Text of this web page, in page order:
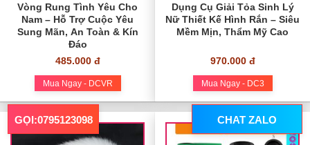
Vòng Rung Tình Yêu Cho
Nam – Hỗ Trợ Cuộc Yêu
Sung Mãn, An Toàn & Kín
Đáo
485.000 đ
Mua Ngay - DCVR
Dụng Cụ Giải Tỏa Sinh Lý
Nữ Thiết Kế Hình Rắn – Siêu
Mềm Mịn, Thẩm Mỹ Cao
970.000 đ
Mua Ngay - DC3
GỌI:0795123098 CHAT ZALO